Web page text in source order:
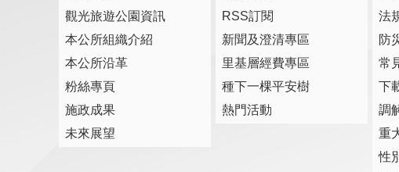
觀光旅遊公園資訊
本公所組織介紹
本公所沿革
粉絲專頁
施政成果
未來展望
RSS訂閱
新聞及澄清專區
里基層經費專區
種下一棵平安樹
熱門活動
法
防
常
下
調
重
性